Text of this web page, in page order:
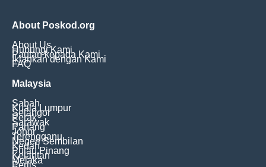
About Poskod.org
About Us
Hubungi Kami
Pautan kepada Kami
Iklankan dengan Kami
FAQ
Malaysia
Sabah
Kuala Lumpur
Selangor
Perak
Sarawak
Pahang
Johor
Terengganu
Negeri Sembilan
Kedah
Pulau Pinang
Kelantan
Melaka